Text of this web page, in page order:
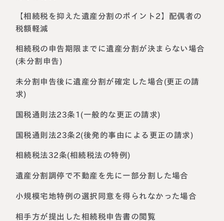
【相続税を抑えた遺産分割のポイント2】配偶者の
税額軽減
相続税の申告期限までに遺産分割が決まらない場合
(未分割申告)
未分割申告後に遺産分割が確定した場合(更正の請
求)
国税通則法23条1(一般的な更正の請求)
国税通則法23条2(後発的事由による更正の請求)
相続税法32条(相続税法の特例)
遺産分割調停で不動産を先に一部分割した場合
小規模宅地特例の選択同意を得られなかった場合
相手方が提出した相続税申告書の閲覧